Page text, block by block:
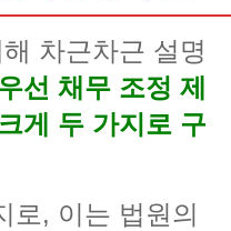
차근차근 설명
선 채무 조정 제
게 두 가지로 구
로, 이는 법원의